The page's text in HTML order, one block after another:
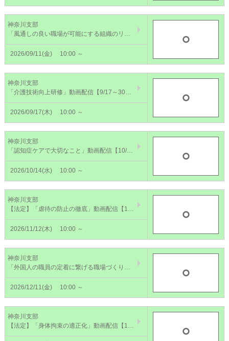
神奈川支部
「風通しの良い職場が可能にする組織のリスクマネジメント」動画配信【9/11～24】～予防と対処とプラスアルファを円滑に進めるために～
2026/09/11(金) 10:00 ～
神奈川支部
「介護技術向上研修」動画配信【9/17～30】～利用者と私たちを守るための移動・移乗～
2026/09/17(木) 10:00 ～
神奈川支部
「認知症ケアで大切なこと」動画配信【10/14～24】「公表制度適合研修】～認知症を理解し、ケアの質の向上を～
2026/10/14(水) 10:00 ～
神奈川支部
【法定】「虐待の防止の徹底」動画配信【11/12～25】～未然に防ぎ組織で取り組もう～
2026/11/12(木) 10:00 ～
神奈川支部
「外国人の職員の定着に繋げる職場づくり」動画配信【12/11～24】～職場内のコミュニケーションによるよりよい介護空間づくり～
2026/12/11(金) 10:00 ～
神奈川支部
【法定】「身体拘束の適正化」動画配信【1/14～27】～ケアで考える、対応と再発防止のポイント～